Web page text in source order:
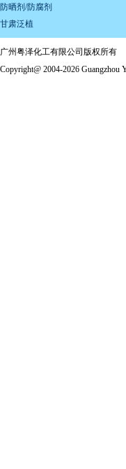
防晒剂/防腐剂
甘肃泛植
广州粤泽化工有限公司版权所有
Copyright@ 2004-2026 Guangzhou